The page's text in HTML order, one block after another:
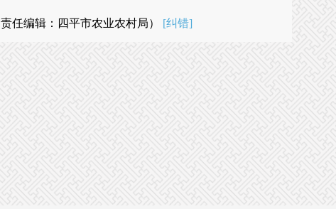
责任编辑：四平市农业农村局） [纠错]